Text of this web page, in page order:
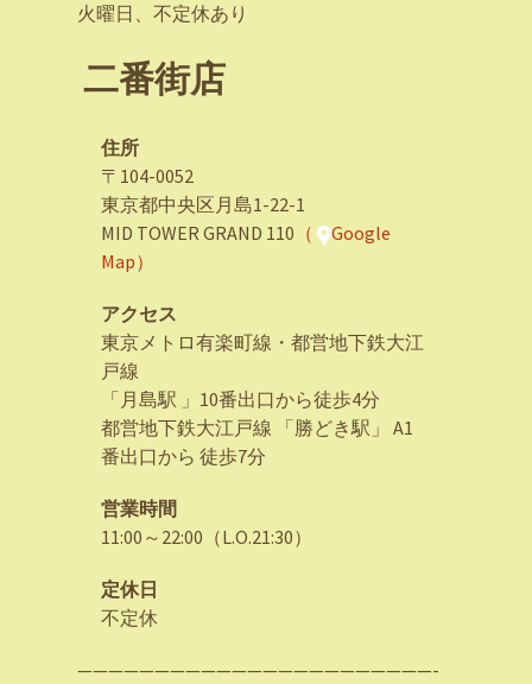
火曜日、不定休あり
二番街店
住所
〒104-0052
東京都中央区月島1-22-1
MID TOWER GRAND 110 （
Google
Map）
アクセス
東京メトロ有楽町線・都営地下鉄大江
戸線
「月島駅 」10番出口から徒歩4分
都営地下鉄大江戸線 「勝どき駅」 A1
番出口から 徒歩7分
営業時間
11:00～22:00（L.O.21:30）
定休日
不定休
———————————————————————-